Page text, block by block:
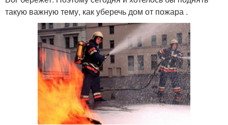
такую важную тему, как уберечь дом от пожара .